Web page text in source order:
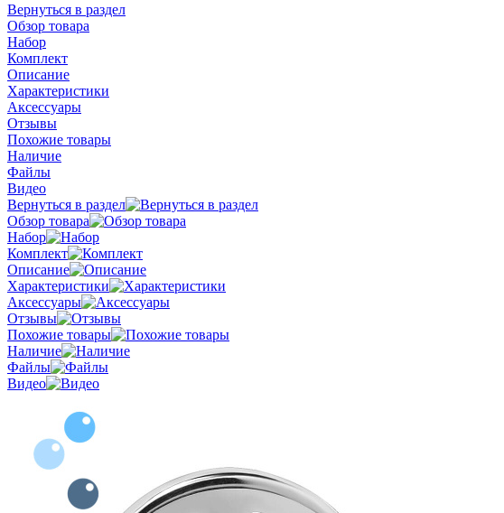
Вернуться в раздел
Обзор товара
Набор
Комплект
Описание
Характеристики
Аксессуары
Отзывы
Похожие товары
Наличие
Файлы
Видео
Вернуться в раздел
Обзор товара
Набор
Комплект
Описание
Характеристики
Аксессуары
Отзывы
Похожие товары
Наличие
Файлы
Видео